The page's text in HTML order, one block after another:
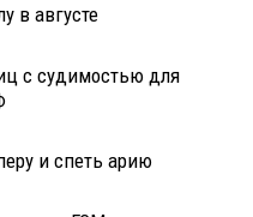
в августе
с судимостью для
и спеть арию